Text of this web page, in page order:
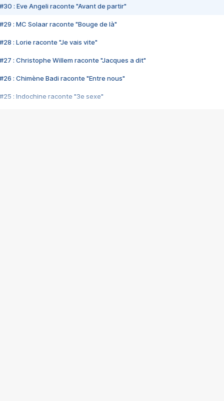
#30 : Eve Angeli raconte "Avant de partir"
#29 : MC Solaar raconte "Bouge de là"
#28 : Lorie raconte "Je vais vite"
#27 : Christophe Willem raconte "Jacques a dit"
#26 : Chimène Badi raconte "Entre nous"
#25 : Indochine raconte "3e sexe"